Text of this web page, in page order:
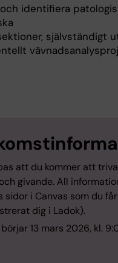
identifiera
självständigt
att du kommer att
givande. All
sidor i Canvas som du
dig i Ladok).
13 mars 2026, kl.